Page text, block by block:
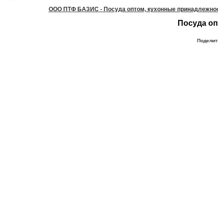
ООО ПТФ БАЗИС - Посуда оптом, кухонные
Посуда